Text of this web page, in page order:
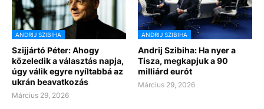
ANDRIJ SZIBIHA
Szijjártó Péter: Ahogy
közeledik a választás napja,
úgy válik egyre nyíltabbá az
ukrán beavatkozás
Március 29, 2026
ANDRIJ SZIBIHA
Andrij Szibiha: Ha nyer a
Tisza, megkapjuk a 90
milliárd eurót
Március 29, 2026